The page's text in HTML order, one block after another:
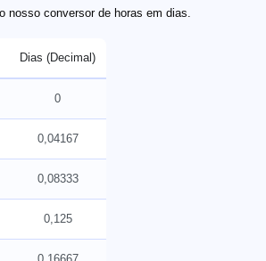
nosso conversor de horas em dias.
Dias (Decimal)
0
0,04167
0,08333
0,125